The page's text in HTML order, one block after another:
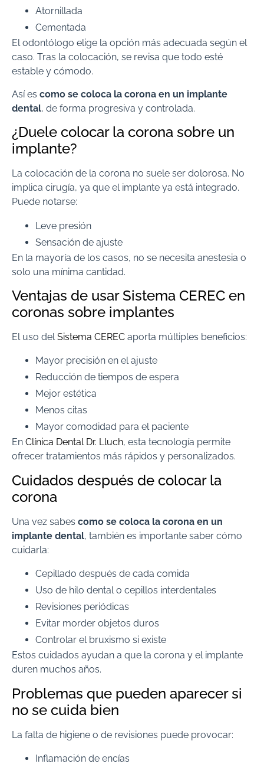
Atornillada
Cementada
El odontólogo elige la opción más adecuada según el
caso. Tras la colocación, se revisa que todo esté
estable y cómodo.
Así es como se coloca la corona en un implante
dental, de forma progresiva y controlada.
¿Duele colocar la corona sobre un
implante?
La colocación de la corona no suele ser dolorosa. No
implica cirugía, ya que el implante ya está integrado.
Puede notarse:
Leve presión
Sensación de ajuste
En la mayoría de los casos, no se necesita anestesia o
solo una mínima cantidad.
Ventajas de usar Sistema CEREC en
coronas sobre implantes
El uso delSistema CEREC aporta múltiples beneficios:
Mayor precisión en el ajuste
Reducción de tiempos de espera
Mejor estética
Menos citas
Mayor comodidad para el paciente
En Clínica Dental Dr. Lluch, esta tecnología permite
ofrecer tratamientos más rápidos y personalizados.
Cuidados después de colocar la
corona
Una vez sabes como se coloca la corona en un
implante dental, también es importante saber cómo
cuidarla:
Cepillado después de cada comida
Uso de hilo dental o cepillos interdentales
Revisiones periódicas
Evitar morder objetos duros
Controlar el bruxismo si existe
Estos cuidados ayudan a que la corona y el implante
duren muchos años.
Problemas que pueden aparecer si
no se cuida bien
La falta de higiene o de revisiones puede provocar:
Inflamación de encías